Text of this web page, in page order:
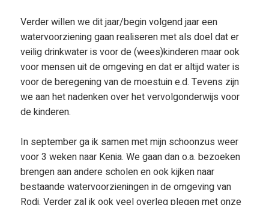
Verder willen we dit jaar/begin volgend jaar een
watervoorziening gaan realiseren met als doel dat er
veilig drinkwater is voor de (wees)kinderen maar ook
voor mensen uit de omgeving en dat er altijd water is
voor de beregening van de moestuin e.d. Tevens zijn
we aan het nadenken over het vervolgonderwijs voor
de kinderen.
In september ga ik samen met mijn schoonzus weer
voor 3 weken naar Kenia. We gaan dan o.a. bezoeken
brengen aan andere scholen en ook kijken naar
bestaande watervoorzieningen in de omgeving van
Rodi. Verder zal ik ook veel overleg plegen met onze